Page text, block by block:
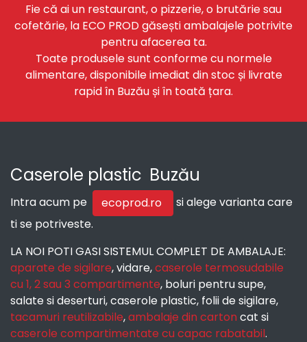
Fie că ai un restaurant, o pizzerie, o brutărie sau
cofetărie, la ECO PROD găsești ambalajele potrivite
pentru afacerea ta.
Toate produsele sunt conforme cu normele
alimentare, disponibile imediat din stoc și livrate
rapid în Buzău și în toată țara.
Caserole plastic Buzău
Intra acum pe ecoprod.ro
si alege varianta care
ti se potriveste.
LA NOI POTI GASI SISTEMUL COMPLET DE AMBALAJE:
aparate de sigilare, vidare,caserole termosudabile
cu 1, 2 sau 3 compartimente, boluri pentru supe,
salate si deserturi, caserole plastic, folii de sigilare,
tacamuri reutilizabile,ambalaje din carton cat si
caserole compartimentate cu capac rabatabil.